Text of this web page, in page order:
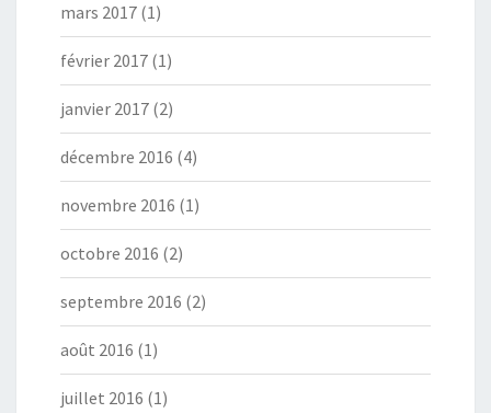
mars 2017 (1)
février 2017 (1)
janvier 2017 (2)
décembre 2016 (4)
novembre 2016 (1)
octobre 2016 (2)
septembre 2016 (2)
août 2016 (1)
juillet 2016 (1)